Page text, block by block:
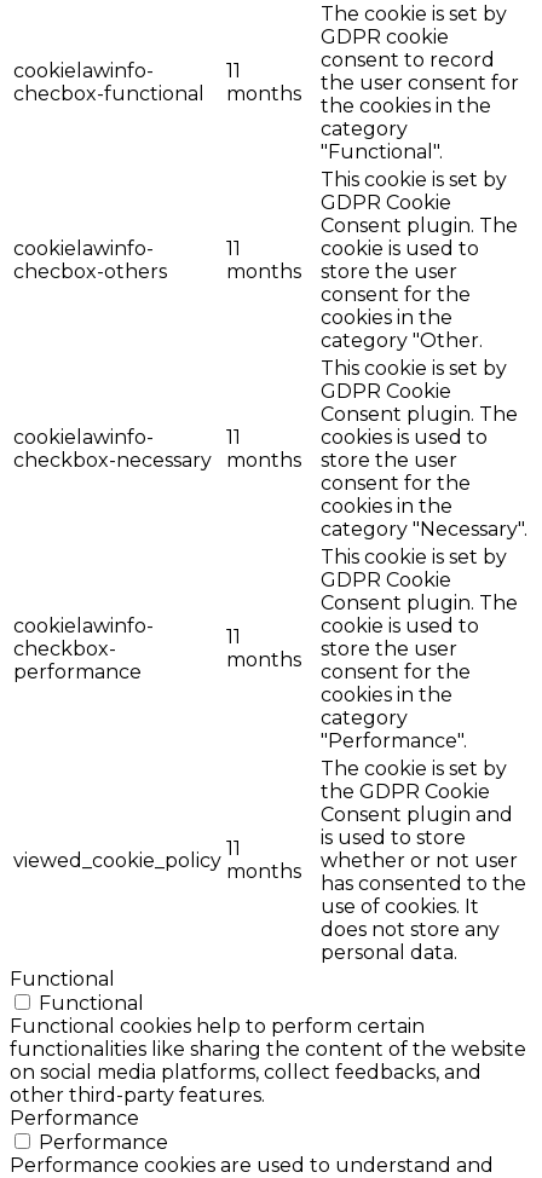
cookielawinfo-
checbox-functional
11
months
The cookie is set by
GDPR cookie
consent to record
the user consent for
the cookies in the
category
"Functional".
cookielawinfo-
checbox-others
11
months
This cookie is set by
GDPR Cookie
Consent plugin. The
cookie is used to
store the user
consent for the
cookies in the
category "Other.
cookielawinfo-
checkbox-necessary
11
months
This cookie is set by
GDPR Cookie
Consent plugin. The
cookies is used to
store the user
consent for the
cookies in the
category "Necessary".
cookielawinfo-
checkbox-
performance
11
months
This cookie is set by
GDPR Cookie
Consent plugin. The
cookie is used to
store the user
consent for the
cookies in the
category
"Performance".
viewed_cookie_policy
11
months
The cookie is set by
the GDPR Cookie
Consent plugin and
is used to store
whether or not user
has consented to the
use of cookies. It
does not store any
personal data.
Functional
Functional
Functional cookies help to perform certain
functionalities like sharing the content of the website
on social media platforms, collect feedbacks, and
other third-party features.
Performance
Performance
Performance cookies are used to understand and